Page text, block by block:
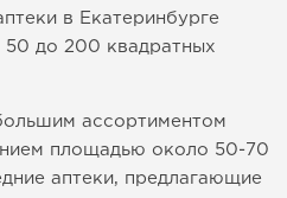
в Екатеринбурге
до 200 квадратных
ассортиментом
площадью около 50-70
аптеки, предлагающие